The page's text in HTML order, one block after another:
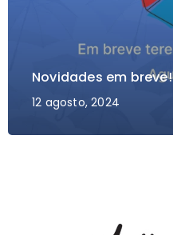
Novidades em breve!
12 agosto, 2024